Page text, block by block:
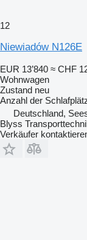
12
Niewiadów N126E
EUR 13’840 ≈ CHF
Wohnwagen
Zustand neu
Anzahl der
Deutschland,
Blyss
Verkäufer